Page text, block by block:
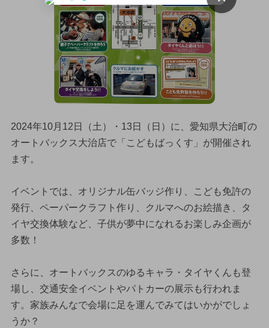
2024年10月12日（土）・13日（日）に、愛知県大治町の
オートバックス大治店で「こどもばっくす」が開催され
ます。
イベントでは、オリジナル缶バッジ作り、こども免許の
発行、ペーパークラフト作り、クルマへのお絵描き、タ
イヤ交換体験など、子供が夢中になれるお楽しみ企画が
多数！
さらに、オートバックスのゆるキャラ・タイヤくんも登
場し、交通安全イベントやパトカーの展示も行われま
す。家族みんなで会場に足を運んでみてはいかがでしょ
うか？